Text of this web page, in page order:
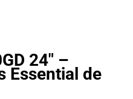
24″ –
Essential de